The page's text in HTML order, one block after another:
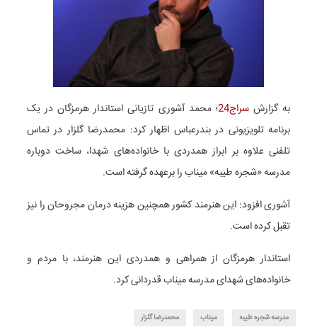
به گزارشسراج24
؛ محمد آشوری تازیانی استاندار هرمزگان در یک
برنامه تلویزیونی در بندرعباس اظهار کرد: محمدرضا گلزار در تماس
تلفنی علاوه بر ابراز همدردی با خانواده‌های شهدا، ساخت دوباره
مدرسه «شجره طیبه» میناب را برعهده گرفته است.
آشوری افزود: این هنرمند کشور همچنین هزینه درمان مجروحان را نیز
تقبل کرده است.
استاندار هرمزگان از همراهی و همدردی این هنرمند، با مردم و
خانواده‌های شهدای مدرسه میناب قدردانی کرد.
مدرسه شجره طیبه میناب محمدرضا گلزار